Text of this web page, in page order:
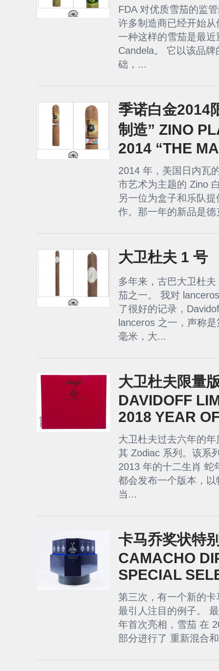
FDA 对优质雪茄的监
许多制造商已经开始
一种这样的雪茄是最
Candela。 它以该品
础，...
季诺白金2014
制造” ZINO
2014 “THE
2014 年，美国日内瓦
市艺术为主题的 Zino
另一位为盒子和乐队
作。那一年的新品是
大卫杜夫 1 号
多年来，古巴大卫杜
茄之一。 我对
了很好的记录，
lanceros 之一，声称
毫米，大...
大卫杜夫限量
DAVIDOFF
2018 YEAR
大卫杜夫过去六年的
其 Zodiac 系列。该系
2013 年的十二生肖 蛇
都会发布一个版本，
当...
卡马乔奖状特
CAMACHO
SPECIAL
第三次，有一个新的
最引人注目的例子。
年首次亮相，雪茄 在
部分进行了 重新混合